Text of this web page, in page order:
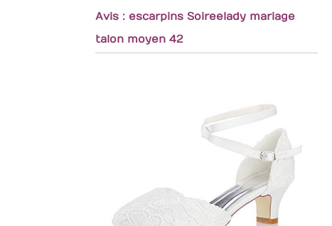
Avis : escarpins Soireelady mariage
talon moyen 42